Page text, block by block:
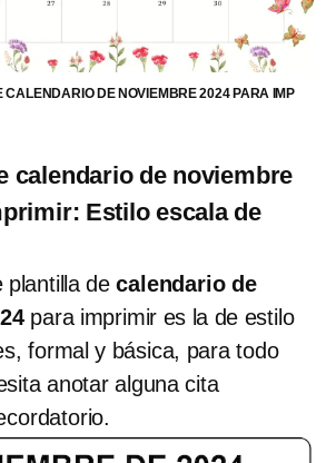
CALENDARIO DE NOVIEMBRE 2024 PARA IMP
calendario de noviembre
Estilo escala de
plantilla decalendario de
para imprimir es la de estilo
formal y básica, para todo
anotar alguna cita